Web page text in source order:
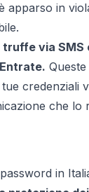
apparso in
via SMS
credenziali
che lo
in